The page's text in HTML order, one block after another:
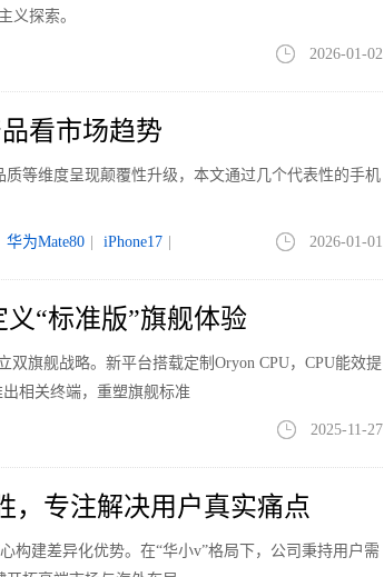
义探索。
2026-01-02
看市场趋势
等维度呈现颠覆性升级，本文通过几个代表性的手机
华为Mate80 iPhone17 2026-01-01
“标准版”旗舰体验
旗舰战略。新平台搭载定制Oryon CPU，CPU能效提
相关终端，重塑旗舰标准
2025-11-27
，专注解决用户真实痛点
构建差异化优势。在“华小v”格局下，公司秉持用户需